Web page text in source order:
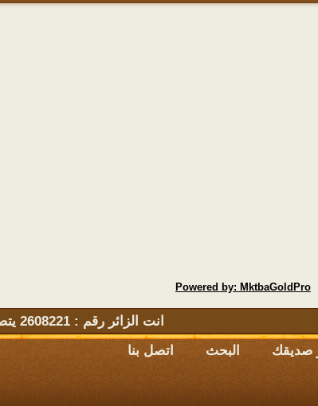
Powered by: MktbaGoldPro
انت الزائر رقم : 2608221 يتصفح الموقع حاليا : 365
صديقك البحث اتصل بنا